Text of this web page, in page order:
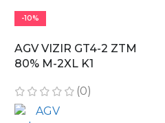
-10%
AGV VIZIR GT4-2 ZTM
80% M-2XL K1
(0)